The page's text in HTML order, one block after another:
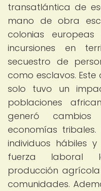
transatlántica de
mano de obra
colonias
incursiones en
secuestro de
como esclavos.
solo tuvo un
poblaciones
generó
economías
individuos hábiles
fuerza laboral
producción
comunidades.